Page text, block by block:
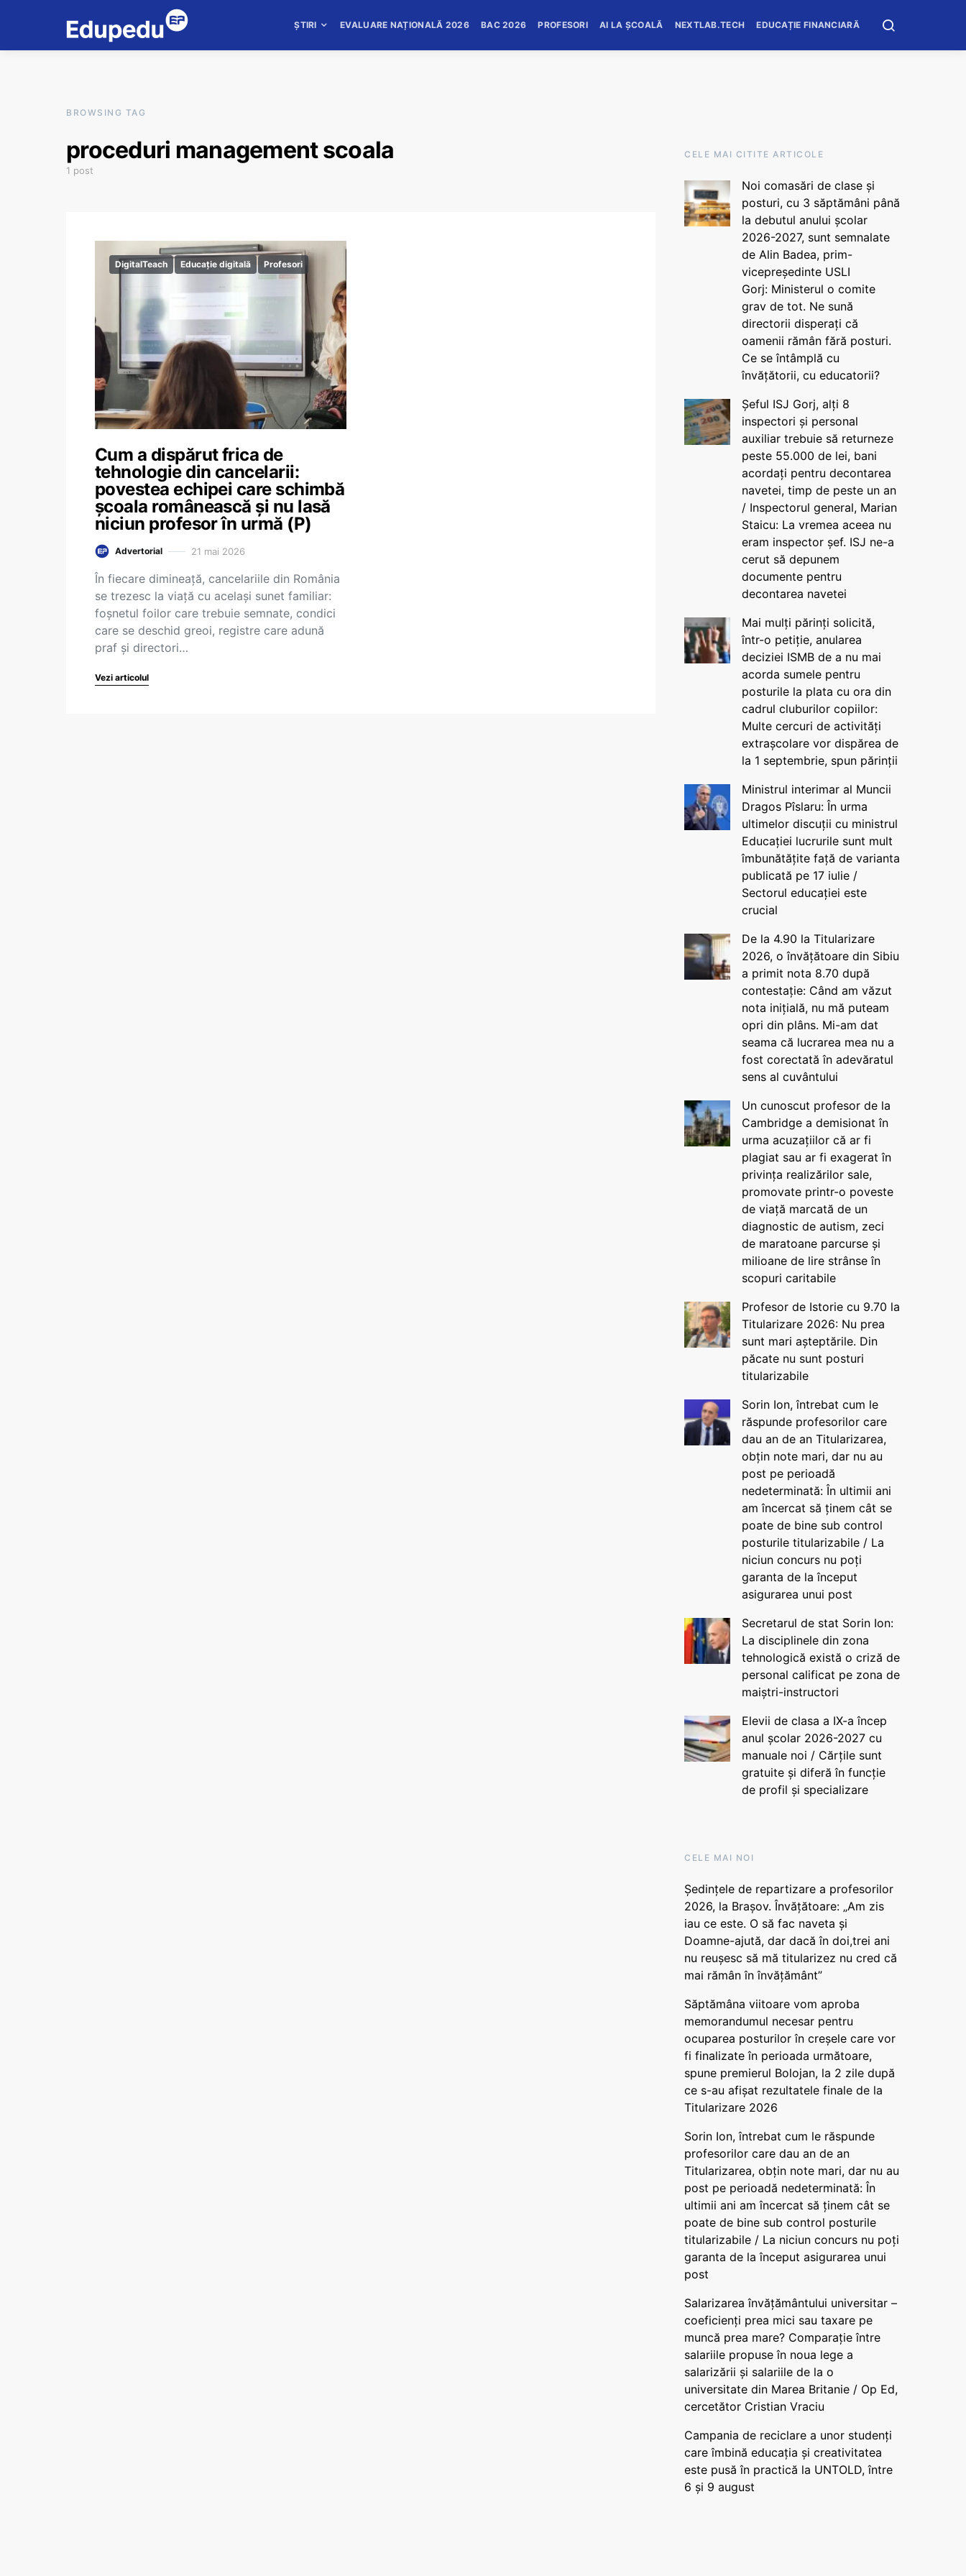
ȘTIRI EVALUARE NAȚIONALĂ 2026 BAC 2026 PROFESORI AI LA ȘCOALĂ NEXTLAB.TECH EDUCAȚIE FINANCIARĂ
BROWSING TAG
proceduri management scoala
1 post
DigitalTeach Educație digitală Profesori
Cum a dispărut frica de
tehnologie din cancelarii:
povestea echipei care schimbă
școala românească și nu lasă
niciun profesor în urmă (P)
Advertorial 21 mai 2026
În fiecare dimineață, cancelariile din România
se trezesc la viață cu același sunet familiar:
foșnetul foilor care trebuie semnate, condici
care se deschid greoi, registre care adună
praf și directori…
Vezi articolul
CELE MAI CITITE ARTICOLE
Noi comasări de clase și
posturi, cu 3 săptămâni până
la debutul anului școlar
2026-2027, sunt semnalate
de Alin Badea, prim-
vicepreședinte USLI
Gorj: Ministerul o comite
grav de tot. Ne sună
directorii disperați că
oamenii rămân fără posturi.
Ce se întâmplă cu
învățătorii, cu educatorii?
Șeful ISJ Gorj, alți 8
inspectori și personal
auxiliar trebuie să returneze
peste 55.000 de lei, bani
acordați pentru decontarea
navetei, timp de peste un an
/ Inspectorul general, Marian
Staicu: La vremea aceea nu
eram inspector șef. ISJ ne-a
cerut să depunem
documente pentru
decontarea navetei
Mai mulți părinți solicită,
într-o petiție, anularea
deciziei ISMB de a nu mai
acorda sumele pentru
posturile la plata cu ora din
cadrul cluburilor copiilor:
Multe cercuri de activități
extrașcolare vor dispărea de
la 1 septembrie, spun părinții
Ministrul interimar al Muncii
Dragos Pîslaru: În urma
ultimelor discuții cu ministrul
Educației lucrurile sunt mult
îmbunătățite față de varianta
publicată pe 17 iulie /
Sectorul educației este
crucial
De la 4.90 la Titularizare
2026, o învățătoare din Sibiu
a primit nota 8.70 după
contestație: Când am văzut
nota inițială, nu mă puteam
opri din plâns. Mi-am dat
seama că lucrarea mea nu a
fost corectată în adevăratul
sens al cuvântului
Un cunoscut profesor de la
Cambridge a demisionat în
urma acuzațiilor că ar fi
plagiat sau ar fi exagerat în
privința realizărilor sale,
promovate printr-o poveste
de viață marcată de un
diagnostic de autism, zeci
de maratoane parcurse și
milioane de lire strânse în
scopuri caritabile
Profesor de Istorie cu 9.70 la
Titularizare 2026: Nu prea
sunt mari așteptările. Din
păcate nu sunt posturi
titularizabile
Sorin Ion, întrebat cum le
răspunde profesorilor care
dau an de an Titularizarea,
obțin note mari, dar nu au
post pe perioadă
nedeterminată: În ultimii ani
am încercat să ținem cât se
poate de bine sub control
posturile titularizabile / La
niciun concurs nu poți
garanta de la început
asigurarea unui post
Secretarul de stat Sorin Ion:
La disciplinele din zona
tehnologică există o criză de
personal calificat pe zona de
maiștri-instructori
Elevii de clasa a IX-a încep
anul școlar 2026-2027 cu
manuale noi / Cărțile sunt
gratuite și diferă în funcție
de profil și specializare
CELE MAI NOI
Ședințele de repartizare a profesorilor
2026, la Brașov. Învățătoare: „Am zis
iau ce este. O să fac naveta și
Doamne-ajută, dar dacă în doi,trei ani
nu reușesc să mă titularizez nu cred că
mai rămân în învățământ”
Săptămâna viitoare vom aproba
memorandumul necesar pentru
ocuparea posturilor în creșele care vor
fi finalizate în perioada următoare,
spune premierul Bolojan, la 2 zile după
ce s-au afișat rezultatele finale de la
Titularizare 2026
Sorin Ion, întrebat cum le răspunde
profesorilor care dau an de an
Titularizarea, obțin note mari, dar nu au
post pe perioadă nedeterminată: În
ultimii ani am încercat să ținem cât se
poate de bine sub control posturile
titularizabile / La niciun concurs nu poți
garanta de la început asigurarea unui
post
Salarizarea învățământului universitar –
coeficienți prea mici sau taxare pe
muncă prea mare? Comparație între
salariile propuse în noua lege a
salarizării și salariile de la o
universitate din Marea Britanie / Op Ed,
cercetător Cristian Vraciu
Campania de reciclare a unor studenți
care îmbină educația și creativitatea
este pusă în practică la UNTOLD, între
6 și 9 august